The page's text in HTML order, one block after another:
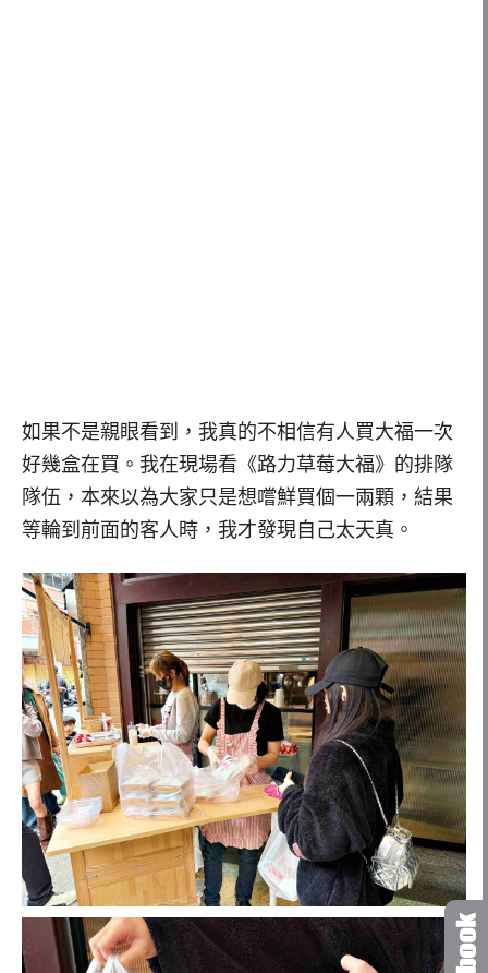
如果不是親眼看到，我真的不相信有人買大福一次
好幾盒在買。我在現場看《路力草莓大福》的排隊
隊伍，本來以為大家只是想嚐鮮買個一兩顆，結果
等輪到前面的客人時，我才發現自己太天真。